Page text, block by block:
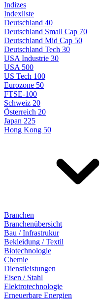
Indizes
Indexliste
Deutschland 40
Deutschland Small Cap 70
Deutschland Mid Cap 50
Deutschland Tech 30
USA Industrie 30
USA 500
US Tech 100
Eurozone 50
FTSE-100
Schweiz 20
Österreich 20
Japan 225
Hong Kong 50
Branchen
Branchenübersicht
Bau / Infrastrukur
Bekleidung / Textil
Biotechnologie
Chemie
Dienstleistungen
Eisen / Stahl
Elektrotechnologie
Erneuerbare Energien